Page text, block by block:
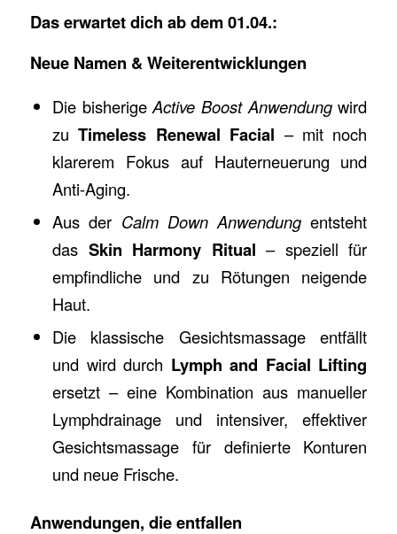
Das erwartet dich ab dem 01.04.:
Neue Namen & Weiterentwicklungen
Die bisherigeActive Boost Anwendungwird
zuTimeless Renewal Facial – mit noch
klarerem Fokus auf Hauterneuerung und
Anti-Aging.
Aus der Calm Down Anwendung entsteht
das Skin Harmony Ritual – speziell für
empfindliche und zu Rötungen neigende
Haut.
Die klassische Gesichtsmassage entfällt
und wird durch Lymph and Facial Lifting
ersetzt – eine Kombination aus manueller
Lymphdrainage und intensiver, effektiver
Gesichtsmassage für definierte Konturen
und neue Frische.
Anwendungen, die entfallen